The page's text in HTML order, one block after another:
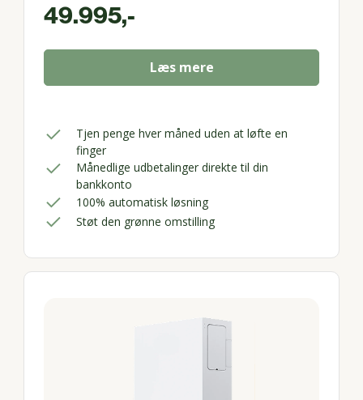
49.995,-
Læs mere
Tjen penge hver måned uden at løfte en
finger
Månedlige udbetalinger direkte til din
bankkonto
100% automatisk løsning
Støt den grønne omstilling